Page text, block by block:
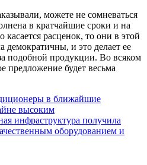
можете не сомневаться
в кратчайшие сроки и на
касается расценок, то они в этой
демократичны, и это делает ее
подобной продукции. Во всяком
предложение будет весьма
в ближайшие
высоким
инфраструктура получила
оборудованием и